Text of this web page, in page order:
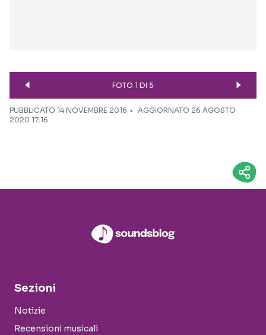
FOTO 1 DI 5
PUBBLICATO 14 NOVEMBRE 2016
AGGIORNATO 26 AGOSTO
2020 17:16
Sezioni
Notizie
Recensioni musicali